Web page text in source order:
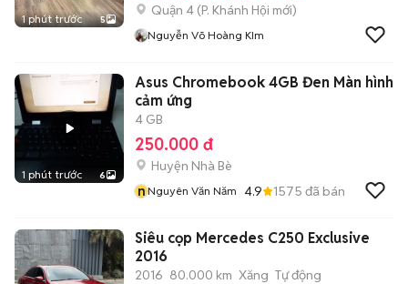
1 phút trước 5
Quận 4 (P. Khánh Hội mới)
Nguyễn Võ Hoàng KIm
1 phút trước 6
Asus Chromebook 4GB Đen Màn hình
cảm ứng
4 GB
250.000 đ
Huyện Nhà Bè
nNguyên Văn Năm 4.9 1575 đã bán
Siêu cọp Mercedes C250 Exclusive
2016
2016 80.000 km Xăng Tự động